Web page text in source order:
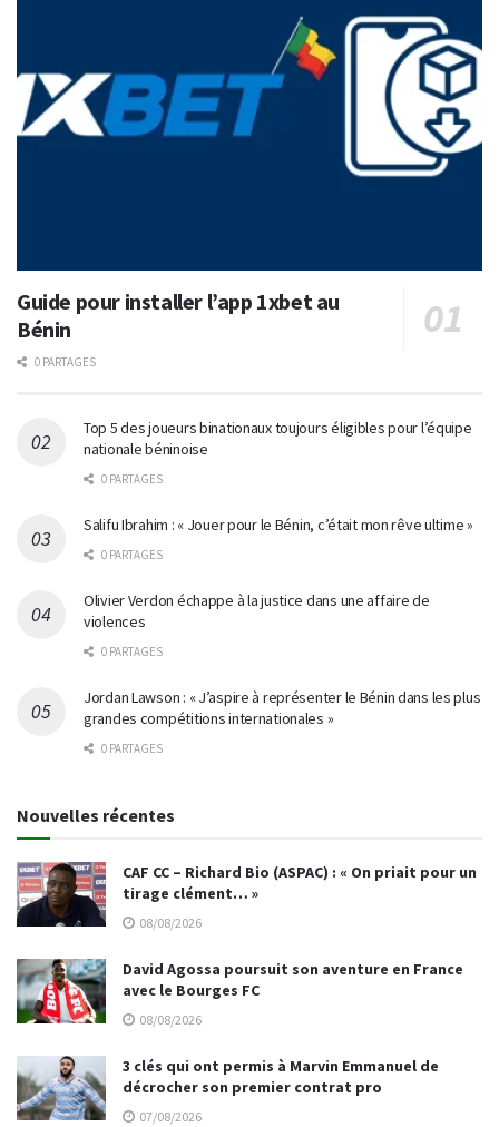
Guide pour installer l’app 1xbet au
Bénin
0 PARTAGES
Top 5 des joueurs binationaux toujours éligibles pour l’équipe
nationale béninoise
0 PARTAGES
Salifu Ibrahim : « Jouer pour le Bénin, c’était mon rêve ultime »
0 PARTAGES
Olivier Verdon échappe à la justice dans une affaire de
violences
0 PARTAGES
Jordan Lawson : « J’aspire à représenter le Bénin dans les plus
grandes compétitions internationales »
0 PARTAGES
Nouvelles récentes
CAF CC – Richard Bio (ASPAC) : « On priait pour un
tirage clément… »
08/08/2026
David Agossa poursuit son aventure en France
avec le Bourges FC
08/08/2026
3 clés qui ont permis à Marvin Emmanuel de
décrocher son premier contrat pro
07/08/2026